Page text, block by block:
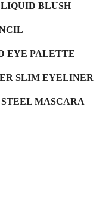
BLUSH
EYE PALETTE
SLIM EYELINER
MASCARA